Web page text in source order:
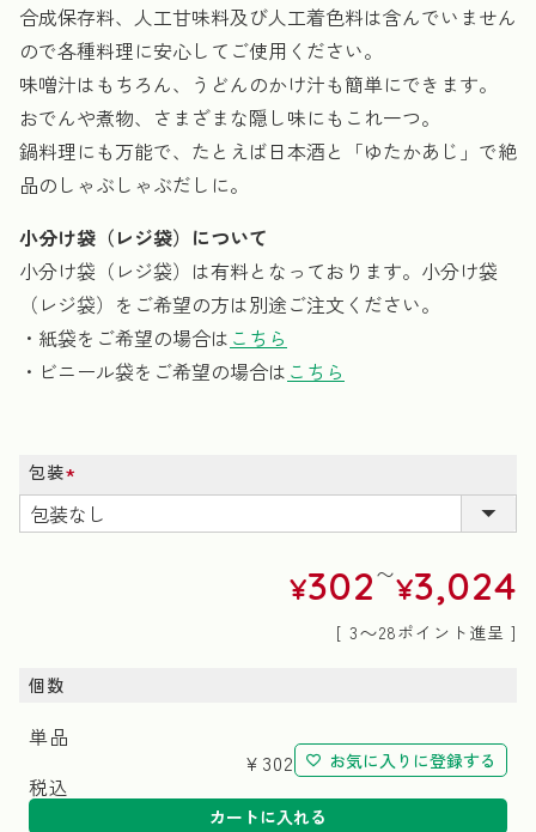
合成保存料、人工甘味料及び人工着色料は含んでいません
ので各種料理に安心してご使用ください。
味噌汁はもちろん、うどんのかけ汁も簡単にできます。
おでんや煮物、さまざまな隠し味にもこれ一つ。
鍋料理にも万能で、たとえば日本酒と「ゆたかあじ」で絶
品のしゃぶしゃぶだしに。
小分け袋（レジ袋）について
小分け袋（レジ袋）は有料となっております。小分け袋
（レジ袋）をご希望の方は別途ご注文ください。
・紙袋をご希望の場合は こちら
・ビニール袋をご希望の場合は こちら
包装
(必
須)
¥302〜¥3,024
[ 3〜28ポイント進呈 ]
個数
単品
¥ 302
税込
お気に入りに登録する
カートに入れる